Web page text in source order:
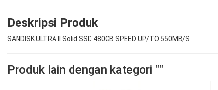
Deskripsi Produk
SANDISK ULTRA II Solid SSD 480GB SPEED UP/TO 550MB/S
Produk lain dengan kategori ""